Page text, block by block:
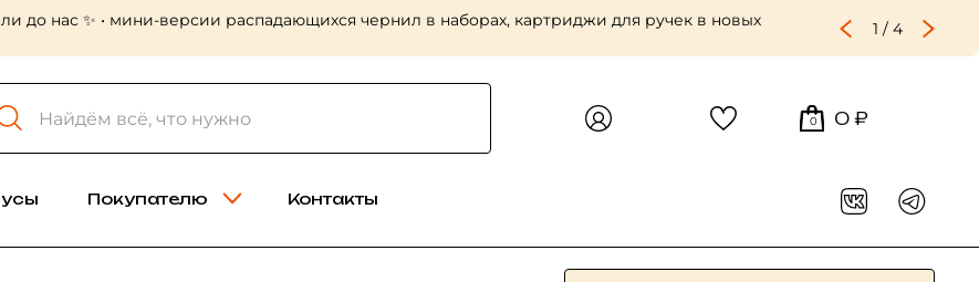
до нас ✨ • мини-версии распадающихся чернил в наборах, картриджи для ручек в новых
1 / 4
0 0 ₽
Покупателю Контакты